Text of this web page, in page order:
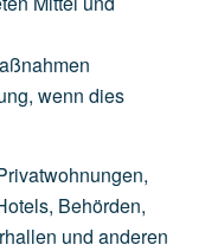
wenn dies
Behörden,
und anderen